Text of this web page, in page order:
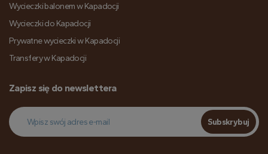
Wycieczki balonem w Kapadocji
Wycieczki do Kapadocji
Prywatne wycieczki w Kapadocji
Transfery w Kapadocji
Zapisz się do newslettera
Subskrybuj